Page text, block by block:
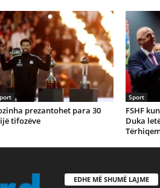
prezantohet para 30
tifozëve
Sport
FSHF
Duka
EDHE MË SHUMË LAJME